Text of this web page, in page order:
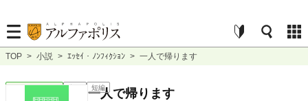
TOP > 小説 > ｴｯｾｲ・ﾉﾝﾌｨｸｼｮﾝ > 一人で帰ります
ｴｯｾｲ・ﾉﾝﾌｨｸｼｮﾝ 完結 短編
一人で帰ります